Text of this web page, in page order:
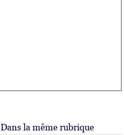
Dans la même rubrique